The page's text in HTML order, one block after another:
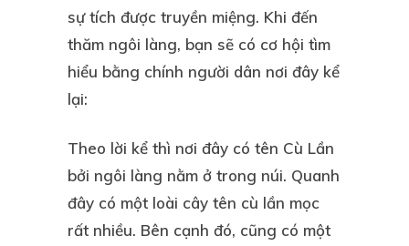
sự tích được truyền miệng. Khi đến
thăm ngôi làng, bạn sẽ có cơ hội tìm
hiểu bằng chính người dân nơi đây kể
lại:
Theo lời kể thì nơi đây có tên Cù Lần
bởi ngôi làng nằm ở trong núi. Quanh
đây có một loài cây tên cù lần mọc
rất nhiều. Bên cạnh đó, cũng có một